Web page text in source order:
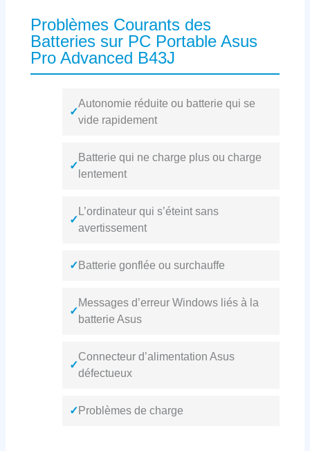
Problèmes Courants des
Batteries sur PC Portable Asus
Pro Advanced B43J
✓
Autonomie réduite ou batterie qui se
vide rapidement
✓
Batterie qui ne charge plus ou charge
lentement
✓
L’ordinateur qui s’éteint sans
avertissement
✓ Batterie gonflée ou surchauffe
✓
Messages d’erreur Windows liés à la
batterie Asus
✓
Connecteur d’alimentation Asus
défectueux
✓ Problèmes de charge